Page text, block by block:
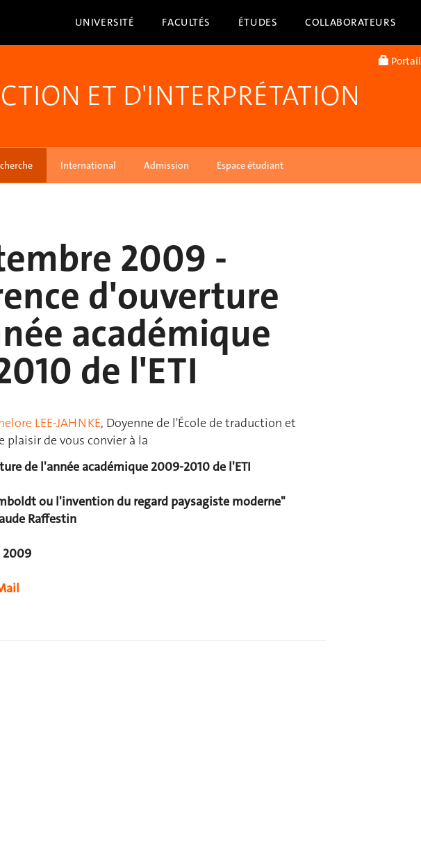
UNIVERSITÉ FACULTÉS ÉTUDES COLLABORATEURS
Portail
ET D'INTERPRÉTATION
International Admission Espace étudiant
2009 -
d'ouverture
académique
de l'ETI
LEE-JAHNKE, Doyenne de l'École de traduction et
de vous convier à la
de l'année académique 2009-2010 de l'ETI
ou l'invention du regard paysagiste moderne"
Raffestin
2009